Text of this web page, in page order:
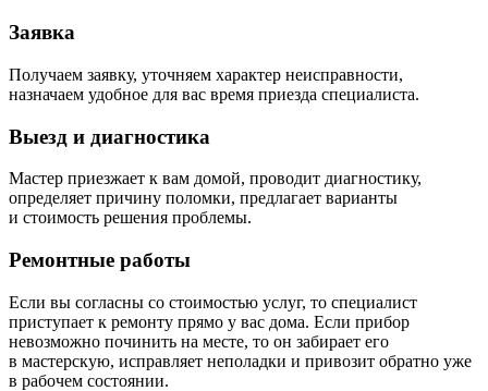
Заявка
Получаем заявку, уточняем характер неисправности,
назначаем удобное для вас время приезда специалиста.
Выезд и диагностика
Мастер приезжает к вам домой, проводит диагностику,
определяет причину поломки, предлагает варианты
и стоимость решения проблемы.
Ремонтные работы
Если вы согласны со стоимостью услуг, то специалист
приступает к ремонту прямо у вас дома. Если прибор
невозможно починить на месте, то он забирает его
в мастерскую, исправляет неполадки и привозит обратно уже
в рабочем состоянии.